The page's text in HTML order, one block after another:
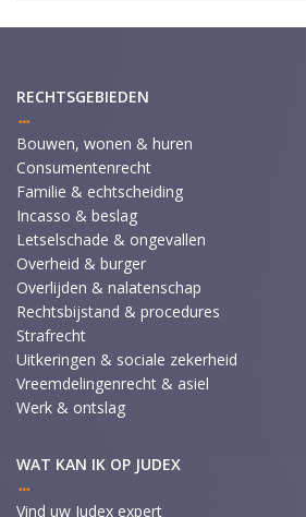
RECHTSGEBIEDEN
Bouwen, wonen & huren
Consumentenrecht
Familie & echtscheiding
Incasso & beslag
Letselschade & ongevallen
Overheid & burger
Overlijden & nalatenschap
Rechtsbijstand & procedures
Strafrecht
Uitkeringen & sociale zekerheid
Vreemdelingenrecht & asiel
Werk & ontslag
WAT KAN IK OP JUDEX
Vind uw Judex expert